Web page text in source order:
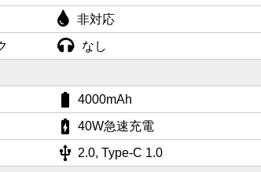
非対応
なし
battery_std
4000mAh
battery_charging_full
40W急速充電
usb 2.0, Type-C 1.0